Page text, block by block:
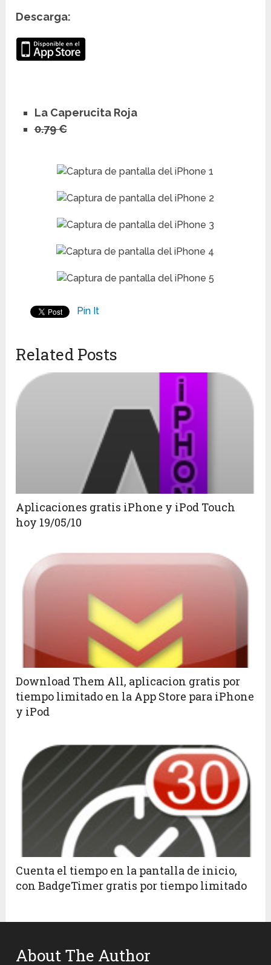
Descarga:
La Caperucita Roja
0.79 €
Pin It
Related Posts
Aplicaciones gratis iPhone y iPod Touch
hoy 19/05/10
Download Them All, aplicacion gratis por
tiempo limitado en la App Store para iPhone
y iPod
Cuenta el tiempo en la pantalla de inicio,
con BadgeTimer gratis por tiempo limitado
About The Author